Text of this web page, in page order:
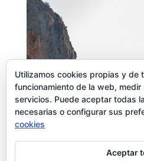
Utilizamos cookies propias y de
funcionamiento de la web,
servicios. Puede aceptar todas
necesarias o configurar sus
cookies
Aceptar